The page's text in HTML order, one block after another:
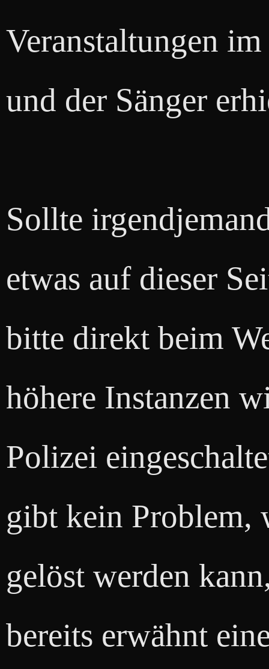
Veranstaltungen
und der Sänger
Sollte
etwas auf dieser
bitte direkt beim
höhere Instanzen
Polizei
gibt kein Problem,
gelöst werden
bereits erwähnt